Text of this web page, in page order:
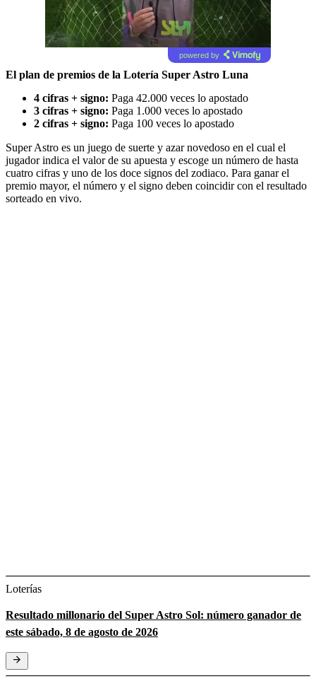
powered by
El plan de premios de la Lotería Super Astro Luna
4 cifras + signo: Paga 42.000 veces lo apostado
3 cifras + signo: Paga 1.000 veces lo apostado
2 cifras + signo: Paga 100 veces lo apostado
Super Astro es un juego de suerte y azar novedoso en el cual el
jugador indica el valor de su apuesta y escoge un número de hasta
cuatro cifras y uno de los doce signos del zodiaco. Para ganar el
premio mayor, el número y el signo deben coincidir con el resultado
sorteado en vivo.
Loterías
Resultado millonario del Super Astro Sol: número ganador de
este sábado, 8 de agosto de 2026